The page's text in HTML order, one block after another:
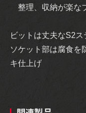
整理、収納が楽な
ビットは丈夫なS2ス
ソケット部は腐食を
キ仕上げ